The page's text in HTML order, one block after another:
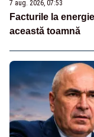
7 aug. 2026, 07:53
Facturile la
această toamnă